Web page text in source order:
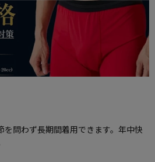
を問わず長期間着用できます。年中快